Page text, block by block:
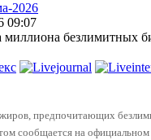
2026
09:07
безлимитных
предпочитающих
сообщается на